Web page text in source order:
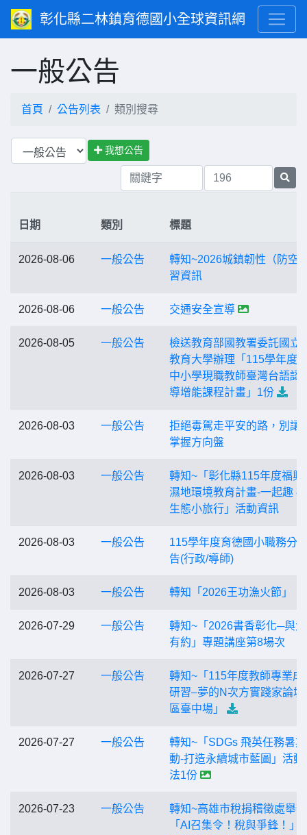
彰化縣二林鎮育德國小全球資訊網
一般公告
首頁 公告列表 類別搜尋
我想公告
日期 類別 標題
2026-08-06 一般公告
轉知~2026城鎮韌性（防空
習資訊
2026-08-06 一般公告 交通安全宣導
2026-08-05 一般公告
檢送教育部國教署委託國立
教育大學辦理「115學年度
中小學現職教師臺灣台語認
導增能課程計畫」1份
2026-08-03 一般公告
拒絕毒駕走平安的路，別讓
掌握方向盤
2026-08-03 一般公告
轉知~「彰化縣115年度福興
濕地環境教育計畫-一起趣
生態小旅行」活動資訊
2026-08-03 一般公告
115學年度育德國小職務分
告(行政/導師)
2026-08-03 一般公告 轉知「2026王功漁火節」
2026-07-29 一般公告
轉知~「2026書香彰化─與
有約」專題講座第8場次
2026-07-27 一般公告
轉知~「115年度教師專業成
研習–夢的N次方實踐家論壇
區臺中場」
2026-07-27 一般公告
轉知~「SDGs 飛英任務暑
動-打造永續城市藍圖」活動
法1份
2026-07-23 一般公告
轉知~高雄市稅捐稽徵處舉辦
「AI召集令！稅與爭鋒！」